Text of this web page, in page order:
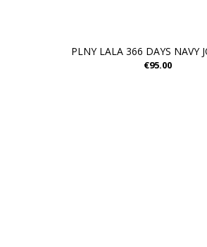
PLNY LALA 366 DAYS NAVY
€95.00